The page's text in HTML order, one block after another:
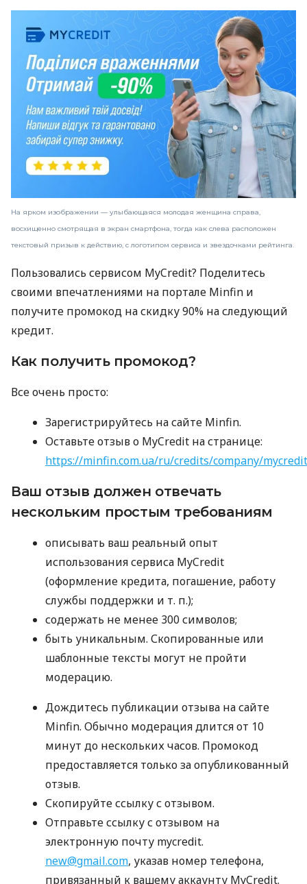
На ярком изображении — улыбающаяся молодая женщина справа,
восхищенно смотрящая в экран смартфона, тогда как слева расположен
текстовый призыв к действию, с логотипом сервиса и звездочками рейтинга.
Пользовались сервисом MyCredit? Поделитесь
своими впечатлениями на портале Minfin и
получите промокод на скидку 90% на следующий
кредит.
Как получить промокод?
Все очень просто:
Зарегистрируйтесь на сайте Minfin.
Оставьте отзыв о MyCredit на странице:
https://minfin.com.ua/ru/credits/company/
Ваш отзыв должен отвечать
нескольким простым требованиям
описывать ваш реальный опыт
использования сервиса MyCredit
(оформление кредита, погашение, работу
службы поддержки и т. п.);
содержать не менее 300 символов;
быть уникальным. Скопированные или
шаблонные тексты могут не пройти
модерацию.
Дождитесь публикации отзыва на сайте
Minfin. Обычно модерация длится от 10
минут до нескольких часов. Промокод
предоставляется только за опубликованный
отзыв.
Скопируйте ссылку с отзывом.
Отправьте ссылку с отзывом на
электронную почту mycredit.
new@gmail.com, указав номер телефона,
привязанный к вашему аккаунту MyCredit.